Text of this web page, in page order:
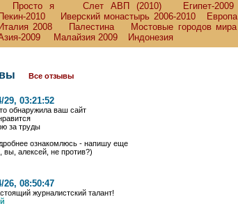
Просто я Слет АВП (2010)
Египет-2009
Пекин-2010
Иверский монастырь 2006-2010
Европа
Италия 2008
Палестина
Мостовые городов мира
2009
Малайзия 2009 Индонезия
Все отзывы
29, 03:21:52
обнаружила ваш сайт
за труды
ознакомлюсь - напишу еще
вы, алексей, не против?)
26, 08:50:47
журналистский талант!